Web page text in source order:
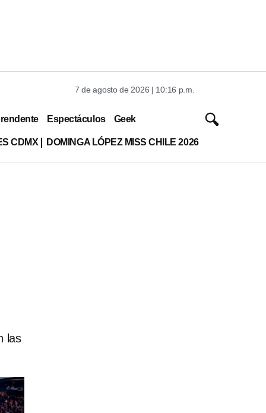
7 de agosto de 2026 | 10:16 p.m.
Espectáculos Geek
CDMX DOMINGA LÓPEZ MISS CHILE 2026
las